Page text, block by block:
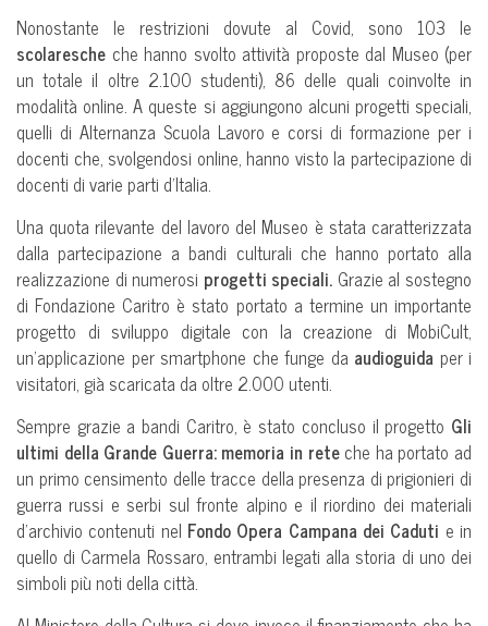
Nonostante le restrizioni dovute al Covid, sono 103 le
scolaresche che hanno svolto attività proposte dal Museo (per
un totale il oltre 2.100 studenti), 86 delle quali coinvolte in
modalità online. A queste si aggiungono alcuni progetti speciali,
quelli di Alternanza Scuola Lavoro e corsi di formazione per i
docenti che, svolgendosi online, hanno visto la partecipazione di
docenti di varie parti d’Italia.
Una quota rilevante del lavoro del Museo è stata caratterizzata
dalla partecipazione a bandi culturali che hanno portato alla
realizzazione di numerosi progetti speciali. Grazie al sostegno
di Fondazione Caritro è stato portato a termine un importante
progetto di sviluppo digitale con la creazione di MobiCult,
un’applicazione per smartphone che funge da audioguida per i
visitatori, già scaricata da oltre 2.000 utenti.
Sempre grazie a bandi Caritro, è stato concluso il progetto Gli
ultimi della Grande Guerra: memoria in reteche ha portato ad
un primo censimento delle tracce della presenza di prigionieri di
guerra russi e serbi sul fronte alpino e il riordino dei materiali
d’archivio contenuti nel Fondo Opera Campana dei Caduti e in
quello di Carmela Rossaro, entrambi legati alla storia di uno dei
simboli più noti della città.